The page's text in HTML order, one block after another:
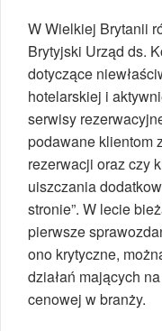
W Wielkiej Brytanii
Brytyjski Urząd ds.
dotyczące
hotelarskiej i
serwisy
podawane klientom
rezerwacji oraz czy
uiszczania
stronie”. W lecie
pierwsze
ono krytyczne,
działań mających
cenowej w branży.